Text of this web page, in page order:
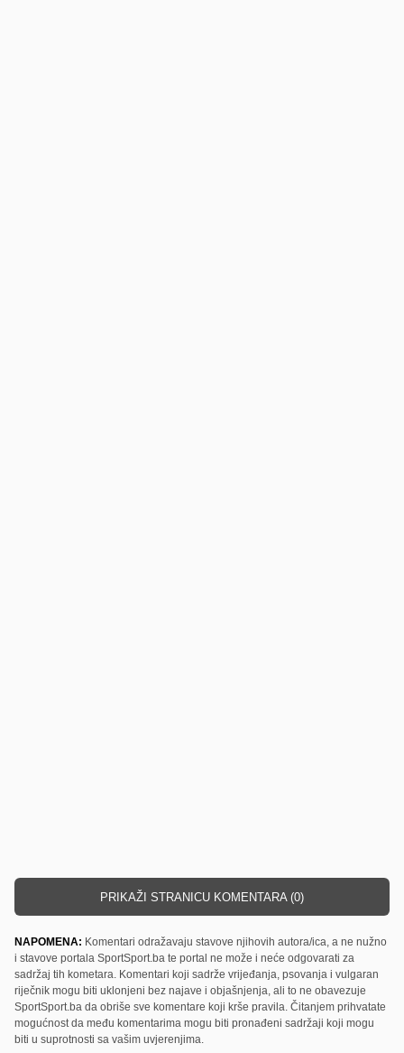
PRIKAŽI STRANICU KOMENTARA (0)
NAPOMENA: Komentari odražavaju stavove njihovih autora/ica, a ne nužno
i stavove portala SportSport.ba te portal ne može i neće odgovarati za
sadržaj tih kometara. Komentari koji sadrže vrijeđanja, psovanja i vulgaran
riječnik mogu biti uklonjeni bez najave i objašnjenja, ali to ne obavezuje
SportSport.ba da obriše sve komentare koji krše pravila. Čitanjem prihvatate
mogućnost da među komentarima mogu biti pronađeni sadržaji koji mogu
biti u suprotnosti sa vašim uvjerenjima.